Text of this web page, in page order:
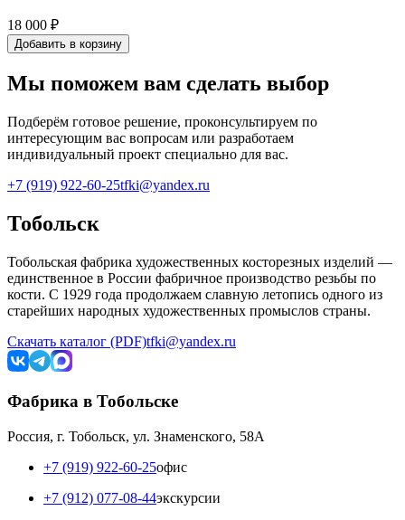
18 000 ₽
Добавить в корзину
Мы поможем вам сделать выбор
Подберём готовое решение, проконсультируем по
интересующим вас вопросам или разработаем
индивидуальный проект специально для вас.
+7 (919) 922-60-25tfki@yandex.ru
Тобольск
Тобольская фабрика художественных косторезных изделий —
единственное в России фабричное производство резьбы по
кости. С 1929 года продолжаем славную летопись одного из
старейших народных художественных промыслов страны.
Скачать каталог (PDF)tfki@yandex.ru
Фабрика в Тобольске
Россия, г. Тобольск, ул. Знаменского, 58А
+7 (919) 922-60-25офис
+7 (912) 077-08-44экскурсии